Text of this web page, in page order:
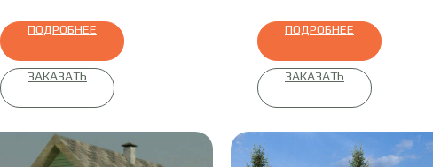
ПОДРОБНЕЕ
ЗАКАЗАТЬ
ПОДРОБНЕЕ
ЗАКАЗАТЬ